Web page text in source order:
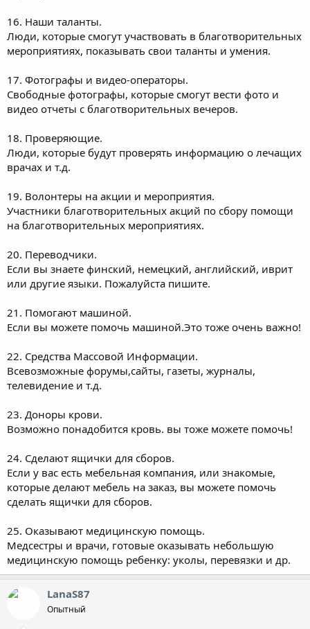
16. Наши таланты.
Люди, которые смогут участвовать в благотворительных
мероприятиях, показывать свои таланты и умения.
17. Фотографы и видео-операторы.
Свободные фотографы, которые смогут вести фото и
видео отчеты с благотворительных вечеров.
18. Проверяющие.
Люди, которые будут проверять информацию о лечащих
врачах и т.д.
19. Волонтеры на акции и мероприятия.
Участники благотворительных акций по сбору помощи
на благотворительных мероприятиях.
20. Переводчики.
Если вы знаете финский, немецкий, английский, иврит
или другие языки. Пожалуйста пишите.
21. Помогают машиной.
Если вы можете помочь машиной.Это тоже очень важно!
22. Средства Массовой Информации.
Всевозможные форумы,сайты, газеты, журналы,
телевидение и т.д.
23. Доноры крови.
Возможно понадобится кровь. вы тоже можете помочь!
24. Сделают ящички для сборов.
Если у вас есть мебельная компания, или знакомые,
которые делают мебель на заказ, вы можете помочь
сделать ящички для сборов.
25. Оказывают медицинскую помощь.
Медсестры и врачи, готовые оказывать небольшую
медицинскую помощь ребенку: уколы, перевязки и др.
LanaS87
Опытный